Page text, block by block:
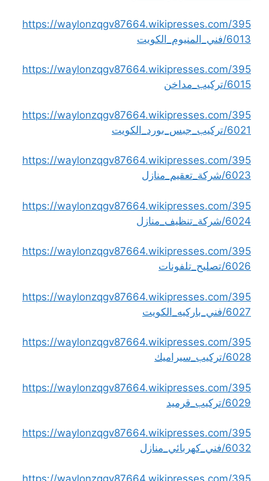
https://waylonzqgv87664.wikipresses.com/395
6013/فني_المنيوم_الكويت
https://waylonzqgv87664.wikipresses.com/395
6015/تركيب_مداخن
https://waylonzqgv87664.wikipresses.com/395
6021/تركيب_جبس_بورد_الكويت
https://waylonzqgv87664.wikipresses.com/395
6023/شركة_تعقيم_منازل
https://waylonzqgv87664.wikipresses.com/395
6024/شركة_تنظيف_منازل
https://waylonzqgv87664.wikipresses.com/395
6026/تصليح_تلفونات
https://waylonzqgv87664.wikipresses.com/395
6027/فني_باركيه_الكويت
https://waylonzqgv87664.wikipresses.com/395
6028/تركيب_سيراميك
https://waylonzqgv87664.wikipresses.com/395
6029/تركيب_قرميد
https://waylonzqgv87664.wikipresses.com/395
6032/فني_كهربائي_منازل
https://waylonzqgv87664.wikipresses.com/395